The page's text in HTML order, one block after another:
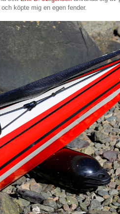
och köpte mig en egen fender.